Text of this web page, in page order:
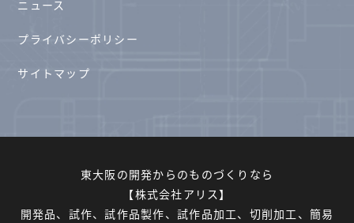
ニュース
プライバシーポリシー
サイトマップ
東大阪の開発からのものづくりなら
【株式会社アリス】
開発品、試作、試作品製作、試作品加工、切削加工、簡易